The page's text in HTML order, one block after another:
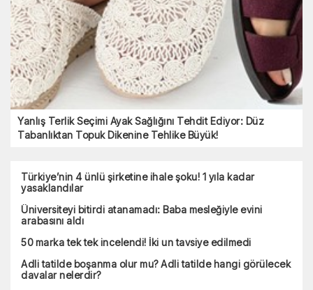
Yanlış Terlik Seçimi Ayak Sağlığını Tehdit Ediyor: Düz
Tabanlıktan Topuk Dikenine Tehlike Büyük!
Türkiye’nin 4 ünlü şirketine ihale şoku! 1 yıla kadar
yasaklandılar
Üniversiteyi bitirdi atanamadı: Baba mesleğiyle evini
arabasını aldı
50 marka tek tek incelendi! İki un tavsiye edilmedi
Adli tatilde boşanma olur mu? Adli tatilde hangi görülecek
davalar nelerdir?